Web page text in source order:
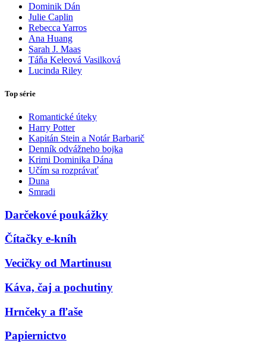
Dominik Dán
Julie Caplin
Rebecca Yarros
Ana Huang
Sarah J. Maas
Táňa Keleová Vasilková
Lucinda Riley
Top série
Romantické úteky
Harry Potter
Kapitán Stein a Notár Barbarič
Denník odvážneho bojka
Krimi Dominika Dána
Učím sa rozprávať
Duna
Smradi
Darčekové poukážky
Čítačky e-kníh
Vecičky od Martinusu
Káva, čaj a pochutiny
Hrnčeky a fľaše
Papiernictvo